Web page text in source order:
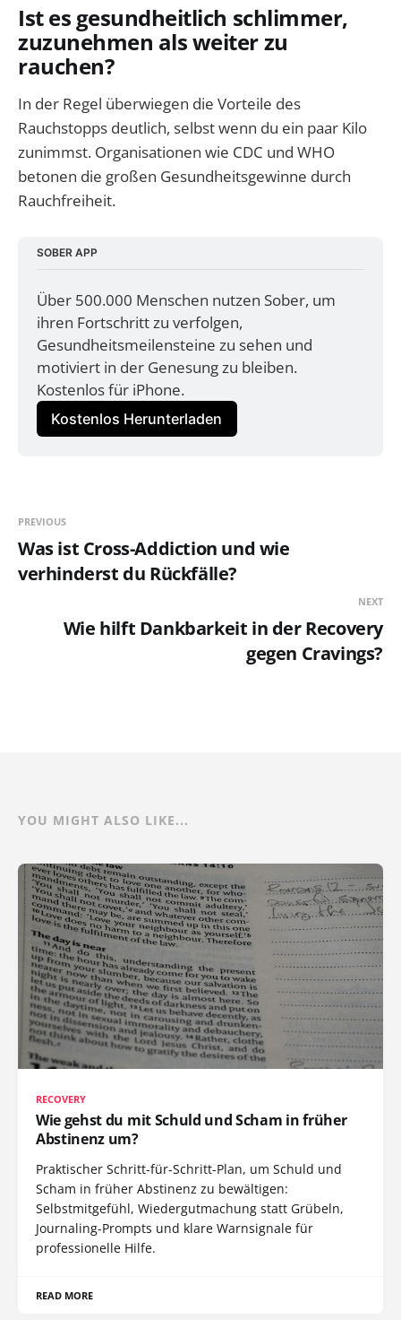
Ist es gesundheitlich schlimmer,
zuzunehmen als weiter zu
rauchen?
In der Regel überwiegen die Vorteile des
Rauchstopps deutlich, selbst wenn du ein paar Kilo
zunimmst. Organisationen wie CDC und WHO
betonen die großen Gesundheitsgewinne durch
Rauchfreiheit.
SOBER APP
Über 500.000 Menschen nutzen Sober, um
ihren Fortschritt zu verfolgen,
Gesundheitsmeilensteine zu sehen und
motiviert in der Genesung zu bleiben.
Kostenlos für iPhone.
Kostenlos Herunterladen
PREVIOUS
Was ist Cross-Addiction und wie
verhinderst du Rückfälle?
NEXT
Wie hilft Dankbarkeit in der Recovery
gegen Cravings?
YOU MIGHT ALSO LIKE...
RECOVERY
Wie gehst du mit Schuld und Scham in früher
Abstinenz um?
Praktischer Schritt-für-Schritt-Plan, um Schuld und
Scham in früher Abstinenz zu bewältigen:
Selbstmitgefühl, Wiedergutmachung statt Grübeln,
Journaling-Prompts und klare Warnsignale für
professionelle Hilfe.
READ MORE